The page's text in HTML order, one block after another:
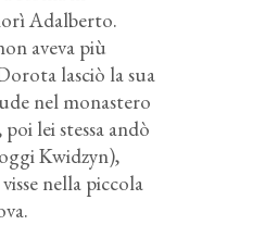
Adalberto.
aveva più
lasciò la sua
nel monastero
lei stessa andò
Kwidzyn),
nella piccola